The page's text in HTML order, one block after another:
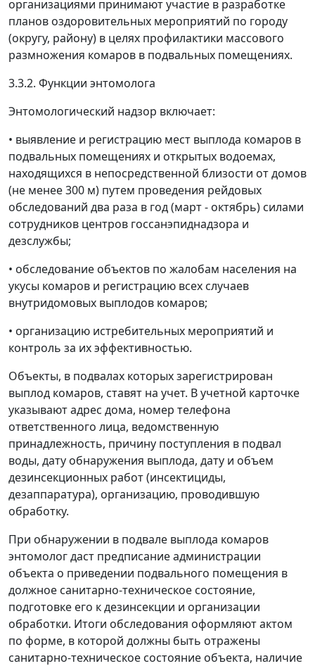
организациями принимают участие в разработке
планов оздоровительных мероприятий по городу
(округу, району) в целях профилактики массового
размножения комаров в подвальных помещениях.
3.3.2. Функции энтомолога
Энтомологический надзор включает:
• выявление и регистрацию мест выплода комаров в
подвальных помещениях и открытых водоемах,
находящихся в непосредственной близости от домов
(не менее 300 м) путем проведения рейдовых
обследований два раза в год (март - октябрь) силами
сотрудников центров госсанэпиднадзора и
дезслужбы;
• обследование объектов по жалобам населения на
укусы комаров и регистрацию всех случаев
внутридомовых выплодов комаров;
• организацию истребительных мероприятий и
контроль за их эффективностью.
Объекты, в подвалах которых зарегистрирован
выплод комаров, ставят на учет. В учетной карточке
указывают адрес дома, номер телефона
ответственного лица, ведомственную
принадлежность, причину поступления в подвал
воды, дату обнаружения выплода, дату и объем
дезинсекционных работ (инсектициды,
дезаппаратура), организацию, проводившую
обработку.
При обнаружении в подвале выплода комаров
энтомолог даст предписание администрации
объекта о приведении подвального помещения в
должное санитарно-техническое состояние,
подготовке его к дезинсекции и организации
обработки. Итоги обследования оформляют актом
по форме, в которой должны быть отражены
санитарно-техническое состояние объекта, наличие